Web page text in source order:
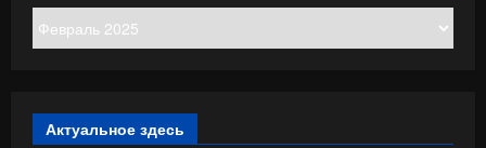
Актуальное здесь